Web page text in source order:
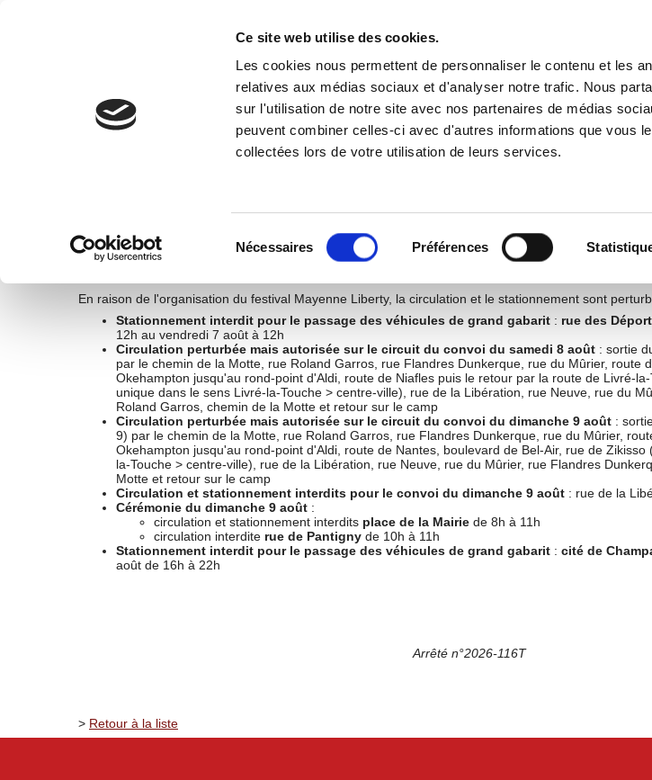
Ce site web utilise des cookies.
Les cookies nous permettent de personnaliser le contenu et les
relatives aux médias sociaux et d'analyser notre trafic. Nous
sur l'utilisation de notre site avec nos partenaires de médias
peuvent combiner celles-ci avec d'autres informations que vous
collectées lors de votre utilisation de leurs services.
du
Nécessaires Préférences
PRATIQUE TOURISME-PATRIMOINE CULTURE ÉCONOMIE
Actualités travaux-circulation
quartier du Mûrier et centre-ville
du jeudi 6 au lundi 10 août
En raison de l'organisation du festival Mayenne Liberty, la circulation et le stationnement sont
Stationnement interdit pour le passage des véhicules de grand gabarit : rue des
12h au vendredi 7 août à 12h
Circulation perturbée mais autorisée sur le circuit du convoi du samedi 8 août : sortie
par le chemin de la Motte, rue Roland Garros, rue Flandres Dunkerque, rue du Mûrier, route
Okehampton jusqu'au rond-point d'Aldi, route de Niafles puis le retour par la route de Livré-
unique dans le sens Livré-la-Touche > centre-ville), rue de la Libération, rue Neuve, rue du
Roland Garros, chemin de la Motte et retour sur le camp
Circulation perturbée mais autorisée sur le circuit du convoi du dimanche 9 août :
9) par le chemin de la Motte, rue Roland Garros, rue Flandres Dunkerque, rue du Mûrier,
Okehampton jusqu'au rond-point d'Aldi, route de Nantes, boulevard de Bel-Air, rue de
la-Touche > centre-ville), rue de la Libération, rue Neuve, rue du Mûrier, rue Flandres
Motte et retour sur le camp
Circulation et stationnement interdits pour le convoi du dimanche 9 août : rue de la
Cérémonie du dimanche 9 août :
circulation et stationnement interdits place de la Mairie de 8h à 11h
circulation interdite rue de Pantigny de 10h à 11h
Stationnement interdit pour le passage des véhicules de grand gabarit : cité de
août de 16h à 22h
Arrêté n°2026-116T
> Retour à la liste